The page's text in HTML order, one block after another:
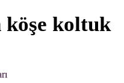
köşe koltuk